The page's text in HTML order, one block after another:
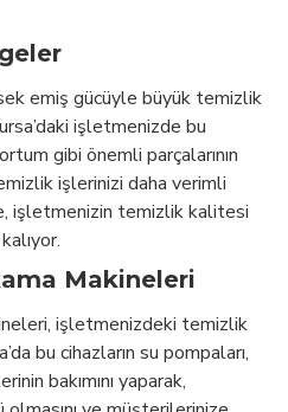
emiş gücüyle büyük temizlik
işletmenizde bu
gibi önemli parçalarının
işlerinizi daha verimli
işletmenizin temizlik kalitesi
Makineleri
işletmenizdeki temizlik
bu cihazların su pompaları,
bakımını yaparak,